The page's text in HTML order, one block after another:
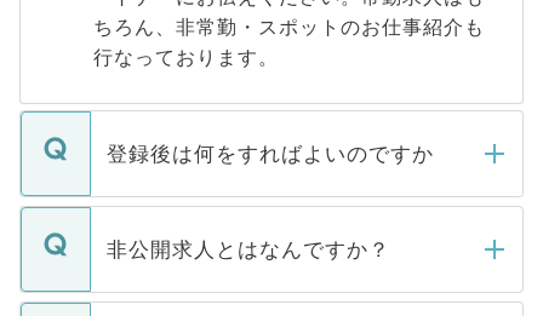
ちろん、非常勤・スポットのお仕事紹介も
行なっております。
登録後は何をすればよいのですか
ご登録いただきましたら、弊社担当者がご
登録内容を確認し、その後メールもしくは
ます。通常、5営業日以内にはご連絡をせて
非公開求人とはなんですか？
マイナビDOCTORで取り扱っている求人の